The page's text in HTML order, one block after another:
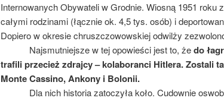
Internowanych Obywateli w Grodnie. Wiosną 1951 roku
całymi rodzinami (łącznie ok. 4,5 tys. osób) i
Dopiero w okresie chruszczowowskiej odwilży
Najsmutniejsze w tej opowieści jest to, żedo
trafili przecież zdrajcy – kolaboranci Hitlera. Zostali
Monte Cassino, Ankony i Bolonii.
Dla nich historia zatoczyła koło. Cudownie